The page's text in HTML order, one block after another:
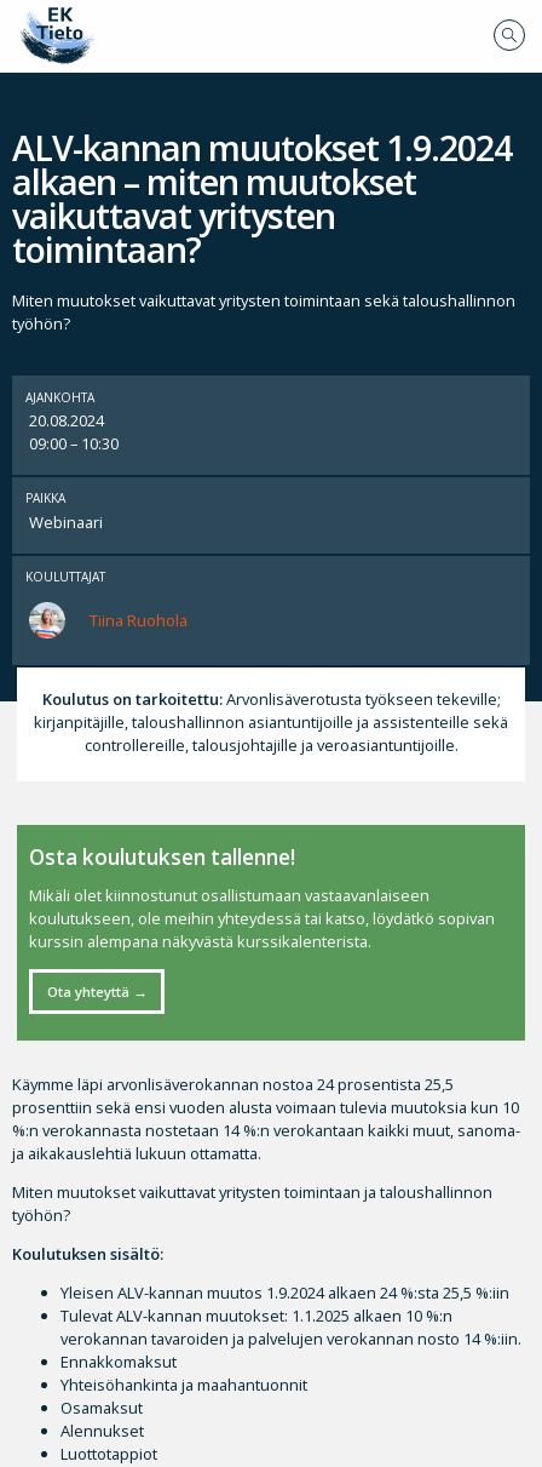
ALV-kannan muutokset 1.9.2024
alkaen – miten muutokset
vaikuttavat yritysten
toimintaan?
Miten muutokset vaikuttavat yritysten toimintaan sekä taloushallinnon
työhön?
AJANKOHTA
20.08.2024
09:00 – 10:30
PAIKKA
Webinaari
KOULUTTAJAT
Tiina Ruohola
Koulutus on tarkoitettu:Arvonlisäverotusta työkseen tekeville;
kirjanpitäjille, taloushallinnon asiantuntijoille ja assistenteille sekä
controllereille, talousjohtajille ja veroasiantuntijoille.
Käymme läpi arvonlisäverokannan nostoa 24 prosentista 25,5
prosenttiin sekä ensi vuoden alusta voimaan tulevia muutoksia kun 10
%:n verokannasta nostetaan 14 %:n verokantaan kaikki muut, sanoma-
ja aikakauslehtiä lukuun ottamatta.
Miten muutokset vaikuttavat yritysten toimintaan ja taloushallinnon
työhön?
Koulutuksen sisältö:
Yleisen ALV-kannan muutos 1.9.2024 alkaen 24 %:sta 25,5 %:iin
Tulevat ALV-kannan muutokset: 1.1.2025 alkaen 10 %:n
verokannan tavaroiden ja palvelujen verokannan nosto 14 %:iin.
Ennakkomaksut
Yhteisöhankinta ja maahantuonnit
Osamaksut
Alennukset
Luottotappiot
Osta koulutuksen tallenne!
Mikäli olet kiinnostunut osallistumaan vastaavanlaiseen
koulutukseen, ole meihin yhteydessä tai katso, löydätkö sopivan
kurssin alempana näkyvästä kurssikalenterista.
Ota yhteyttä